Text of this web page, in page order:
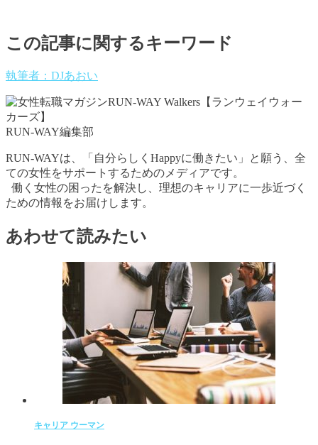
この記事に関するキーワード
執筆者：DJあおい
RUN-WAY編集部
RUN-WAYは、「自分らしくHappyに働きたい」と願う、全
ての女性をサポートするためのメディアです。
働く女性の困ったを解決し、理想のキャリアに一歩近づく
ための情報をお届けします。
あわせて読みたい
キャリア ウーマン